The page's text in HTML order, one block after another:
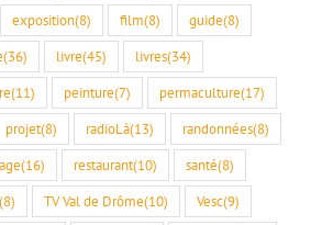
exposition(8) film(8) guide(8)
(36) livre(45) livres(34)
(11) peinture(7) permaculture(17)
projet(8) radioLà(13) randonnées(8)
(16) restaurant(10) santé(8)
(8) TV Val de Drôme(10) Vesc(9)